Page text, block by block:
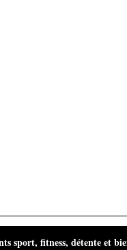
sport, fitness, détente et